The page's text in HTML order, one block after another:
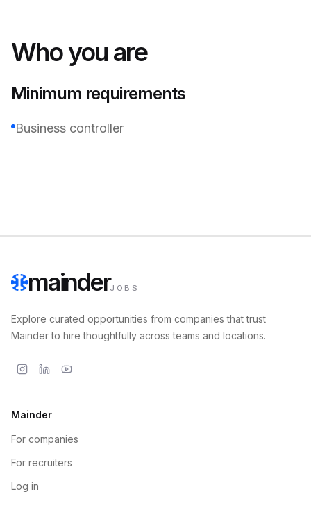
Who you are
Minimum requirements
Business controller
mainderJOBS
Explore curated opportunities from companies that trust
Mainder to hire thoughtfully across teams and locations.
Mainder
For companies
For recruiters
Log in